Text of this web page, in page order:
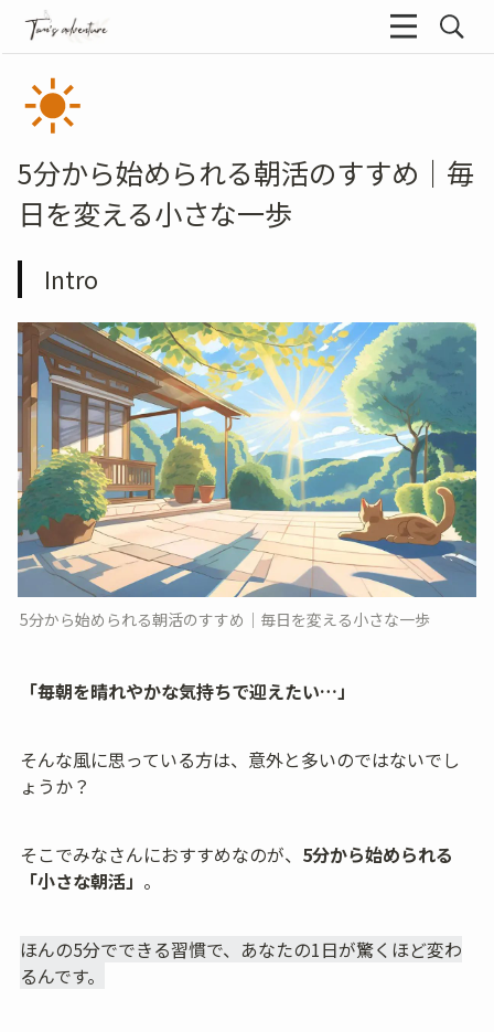
5分から始められる朝活のすすめ｜毎
日を変える小さな一歩
Intro
5分から始められる朝活のすすめ｜毎日を変える小さな一歩
「毎朝を晴れやかな気持ちで迎えたい…」
そんな風に思っている方は、意外と多いのではないでし
ょうか？
そこでみなさんにおすすめなのが、 5分から始められる
「小さな朝活」 。
ほんの5分でできる習慣で、あなたの1日が驚くほど変わ
るんです。